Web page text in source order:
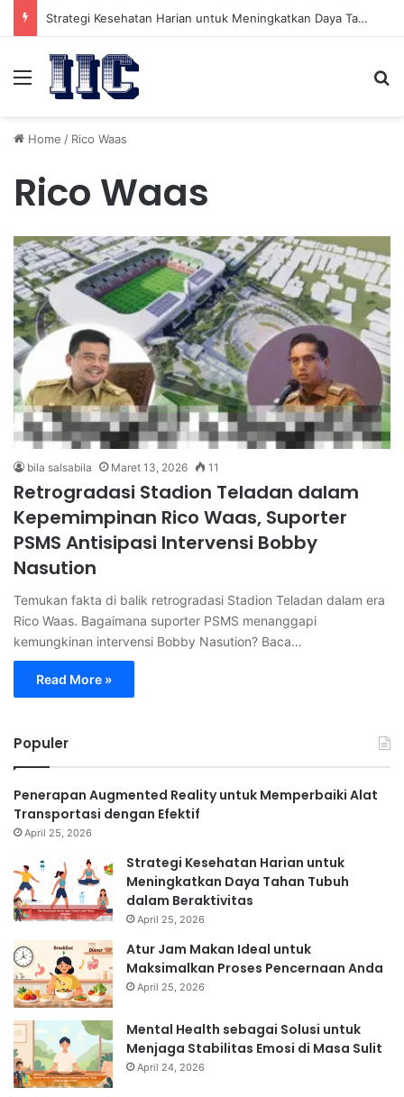
Strategi Kesehatan Harian untuk Meningkatkan Daya Tahan Tubuh dalam Beraktivitas
Menu
Home / Rico Waas
Rico Waas
bila salsabila Maret 13, 2026 11
Retrogradasi Stadion Teladan dalam
Kepemimpinan Rico Waas, Suporter
PSMS Antisipasi Intervensi Bobby
Nasution
Temukan fakta di balik retrogradasi Stadion Teladan dalam era
Rico Waas. Bagaimana suporter PSMS menanggapi
kemungkinan intervensi Bobby Nasution? Baca…
Read More »
Populer
Penerapan Augmented Reality untuk Memperbaiki Alat
Transportasi dengan Efektif
April 25, 2026
Strategi Kesehatan Harian untuk
Meningkatkan Daya Tahan Tubuh
dalam Beraktivitas
April 25, 2026
Atur Jam Makan Ideal untuk
Maksimalkan Proses Pencernaan Anda
April 25, 2026
Mental Health sebagai Solusi untuk
Menjaga Stabilitas Emosi di Masa Sulit
April 24, 2026